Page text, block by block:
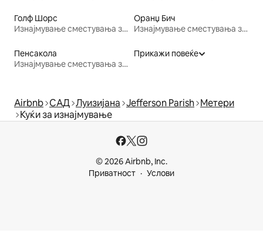
Голф Шорс
Изнајмување сместувања за одмор
Оранџ Бич
Изнајмување сместувања за одмор
Пенсакола
Изнајмување сместувања за одмор
Прикажи повеќе
Airbnb САД Луизијана Jefferson Parish Метери
Куќи за изнајмување
© 2026 Airbnb, Inc.
Приватност
Услови